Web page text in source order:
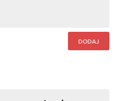
DODAJ